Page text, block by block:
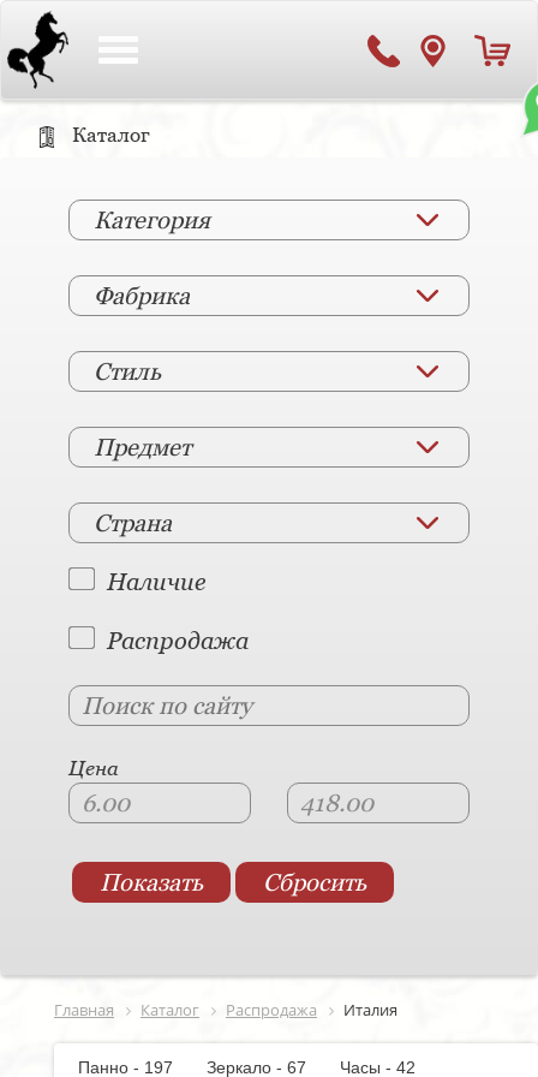
Каталог
Категория
Фабрика
Стиль
Предмет
Страна
Наличие
Распродажа
Цена
Главная Каталог Распродажа Италия
Панно - 197 Зеркало - 67
Часы - 42